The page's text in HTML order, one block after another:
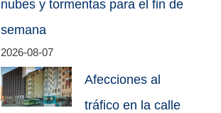
nubes y tormentas para el fin de
semana
2026-08-07
Afecciones al
tráfico en la calle